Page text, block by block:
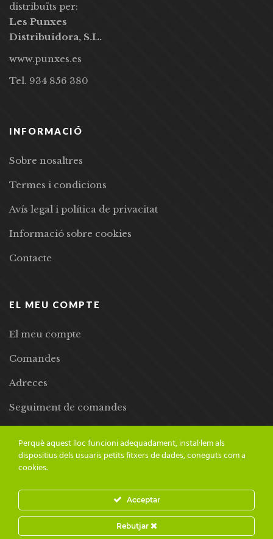
distribuïts per:
Les Punxes
Distribuidora, S.L.
www.punxes.es
Tel. 934 856 380
INFORMACIÓ
Sobre nosaltres
Termes i condicions
Avís legal i política de privacitat
Informació sobre cookies
Contacte
EL MEU COMPTE
El meu compte
Comandes
Adreces
Seguiment de comandes
© 2024 Adesiara Editorial | Tots els drets reservats | Preus amb
IVA inclòs |Grademorphic
Perquè aquest lloc funcioni adequadament, instal·lem als
dispositius dels usuaris petits fitxers de dades, coneguts com a
cookies.
Acceptar
Rebutjar